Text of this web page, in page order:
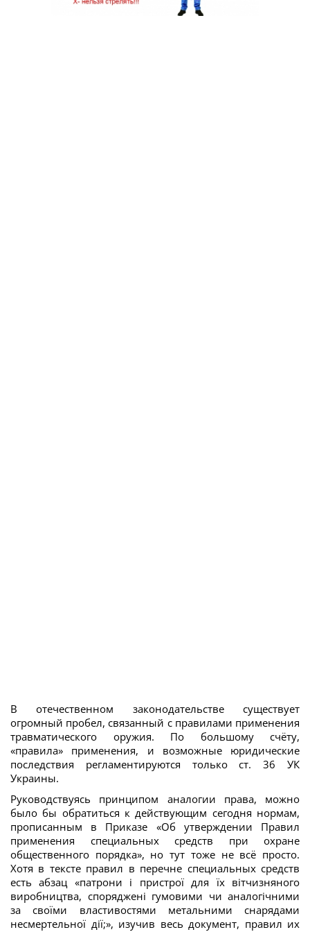
В отечественном законодательстве существует
огромный пробел, связанный с правилами применения
травматического оружия. По большому счёту,
«правила» применения, и возможные юридические
последствия регламентируются только ст. 36 УК
Украины.
Руководствуясь принципом аналогии права, можно
было бы обратиться к действующим сегодня нормам,
прописанным в Приказе «Об утверждении Правил
применения специальных средств при охране
общественного порядка», но тут тоже не всё просто.
Хотя в тексте правил в перечне специальных средств
есть абзац «патрони і пристрої для їх вітчизняного
виробництва, споряджені гумовими чи аналогічними
за своїми властивостями метальними снарядами
несмертельної дії;», изучив весь документ, правил их